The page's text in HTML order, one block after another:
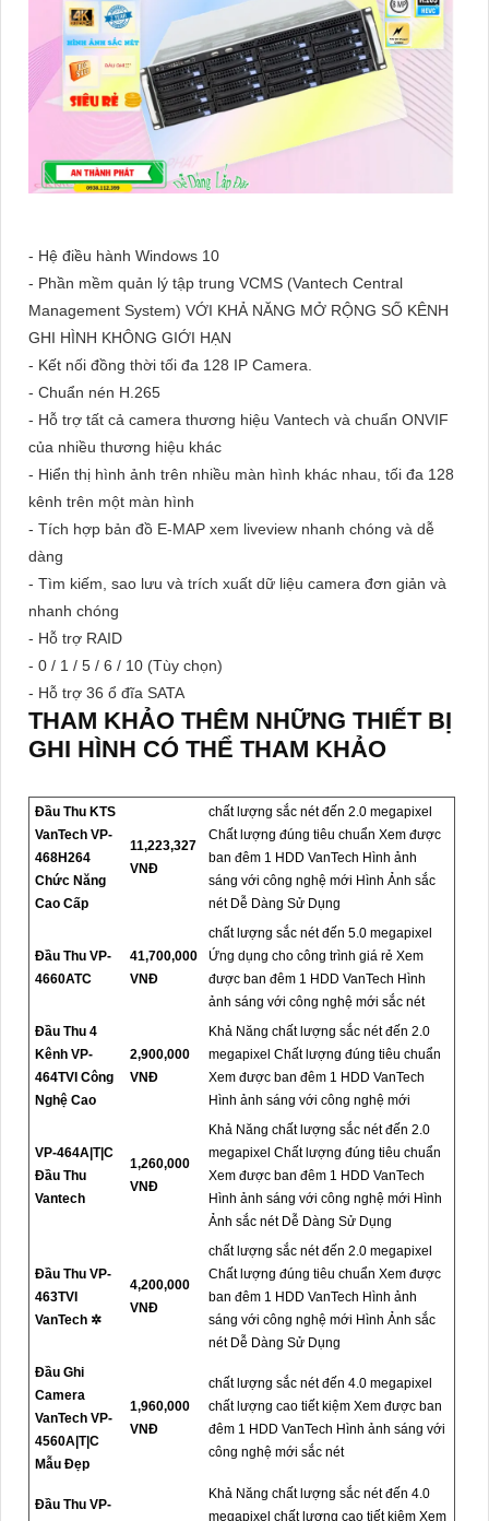
- Hệ điều hành Windows 10
- Phần mềm quản lý tập trung VCMS (Vantech Central
Management System) VỚI KHẢ NĂNG MỞ RỘNG SỐ KÊNH
GHI HÌNH KHÔNG GIỚI HẠN
- Kết nối đồng thời tối đa 128 IP Camera.
- Chuẩn nén H.265
- Hỗ trợ tất cả camera thương hiệu Vantech và chuẩn ONVIF
của nhiều thương hiệu khác
- Hiển thị hình ảnh trên nhiều màn hình khác nhau, tối đa 128
kênh trên một màn hình
- Tích hợp bản đồ E-MAP xem liveview nhanh chóng và dễ
dàng
- Tìm kiếm, sao lưu và trích xuất dữ liệu camera đơn giản và
nhanh chóng
- Hỗ trợ RAID
- 0 / 1 / 5 / 6 / 10 (Tùy chọn)
- Hỗ trợ 36 ổ đĩa SATA
THAM KHẢO THÊM NHỮNG THIẾT BỊ
GHI HÌNH CÓ THỂ THAM KHẢO
Đầu Thu KTS
VanTech VP-
468H264
Chức Năng
Cao Cấp
11,223,327
VNĐ
chất lượng sắc nét đến 2.0 megapixel
Chất lượng đúng tiêu chuẩn Xem được
ban đêm 1 HDD VanTech Hình ảnh
sáng với công nghệ mới Hình Ảnh sắc
nét Dễ Dàng Sử Dụng
Đầu Thu VP-
4660ATC
41,700,000
VNĐ
chất lượng sắc nét đến 5.0 megapixel
Ứng dụng cho công trình giá rẻ Xem
được ban đêm 1 HDD VanTech Hình
ảnh sáng với công nghệ mới sắc nét
Đầu Thu 4
Kênh VP-
464TVI Công
Nghệ Cao
2,900,000
VNĐ
Khả Năng chất lượng sắc nét đến 2.0
megapixel Chất lượng đúng tiêu chuẩn
Xem được ban đêm 1 HDD VanTech
Hình ảnh sáng với công nghệ mới
VP-464A|T|C
Đầu Thu
Vantech
1,260,000
VNĐ
Khả Năng chất lượng sắc nét đến 2.0
megapixel Chất lượng đúng tiêu chuẩn
Xem được ban đêm 1 HDD VanTech
Hình ảnh sáng với công nghệ mới Hình
Ảnh sắc nét Dễ Dàng Sử Dụng
Đầu Thu VP-
463TVI
VanTech ✲
4,200,000
VNĐ
chất lượng sắc nét đến 2.0 megapixel
Chất lượng đúng tiêu chuẩn Xem được
ban đêm 1 HDD VanTech Hình ảnh
sáng với công nghệ mới Hình Ảnh sắc
nét Dễ Dàng Sử Dụng
Đầu Ghi
Camera
VanTech VP-
4560A|T|C
Mẫu Đẹp
1,960,000
VNĐ
chất lượng sắc nét đến 4.0 megapixel
chất lượng cao tiết kiệm Xem được ban
đêm 1 HDD VanTech Hình ảnh sáng với
công nghệ mới sắc nét
Đầu Thu VP-
Khả Năng chất lượng sắc nét đến 4.0
megapixel chất lượng cao tiết kiệm Xem